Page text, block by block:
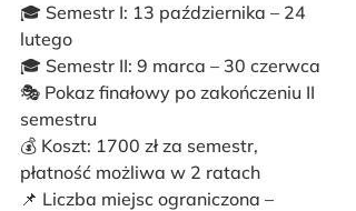
🎓 Semestr I: 13 października – 24
lutego
🎓 Semestr II: 9 marca – 30 czerwca
🎭 Pokaz finałowy po zakończeniu II
semestru
💰 Koszt: 1700 zł za semestr,
płatność możliwa w 2 ratach
📌 Liczba miejsc ograniczona –